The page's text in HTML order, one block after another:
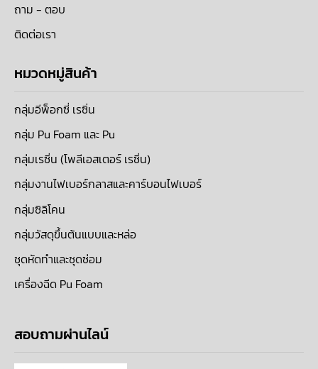
ถาม - ตอบ
ติดต่อเรา
หมวดหมู่สินค้า
กลุ่มอีพ็อกซี่ เรซิ่น
กลุ่ม Pu Foam และ Pu
กลุ่มเรซิ่น (โพลีเอสเตอร์ เรซิ่น)
กลุ่มงานไฟเบอร์กลาสและคาร์บอนไฟเบอร์
กลุ่มซิลิโคน
กลุ่มวัสดุขึ้นต้นแบบและหล่อ
ชุดหัดทำและชุดซ่อม
เครื่องฉีด Pu Foam
สอบถามผ่านไลน์